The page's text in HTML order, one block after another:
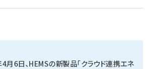
月6日、HEMSの新製品「クラウド連携エネ